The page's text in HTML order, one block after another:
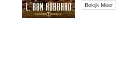
Bekijk Meer